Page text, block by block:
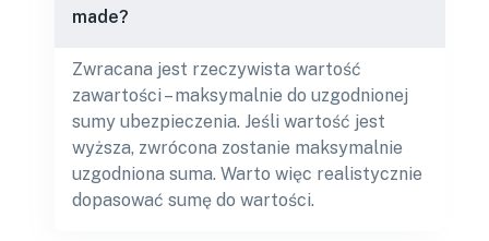
made?
Zwracana jest rzeczywista wartość
zawartości – maksymalnie do uzgodnionej
sumy ubezpieczenia. Jeśli wartość jest
wyższa, zwrócona zostanie maksymalnie
uzgodniona suma. Warto więc realistycznie
dopasować sumę do wartości.